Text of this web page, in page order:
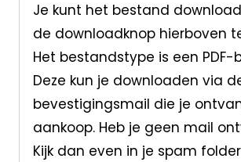
Je kunt het bestand
de downloadknop hierboven
Het bestandstype is een PDF-
Deze kun je downloaden via
bevestigingsmail die je
aankoop. Heb je geen mail
Kijk dan even in je spam